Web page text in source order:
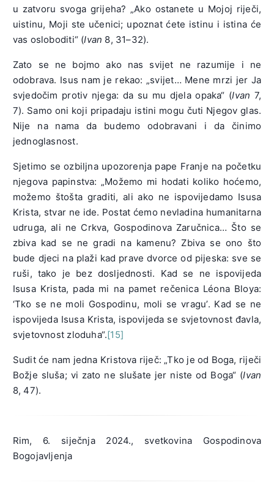
u zatvoru svoga grijeha? „Ako ostanete u Mojoj riječi,
uistinu, Moji ste učenici; upoznat ćete istinu i istina će
vas osloboditi“ (Ivan 8, 31–32).
Zato se ne bojmo ako nas svijet ne razumije i ne
odobrava. Isus nam je rekao: „svijet… Mene mrzi jer Ja
svjedočim protiv njega: da su mu djela opaka“ (Ivan 7,
7). Samo oni koji pripadaju istini mogu čuti Njegov glas.
Nije na nama da budemo odobravani i da činimo
jednoglasnost.
Sjetimo se ozbiljna upozorenja pape Franje na početku
njegova papinstva: „Možemo mi hodati koliko hoćemo,
možemo štošta graditi, ali ako ne ispovijedamo Isusa
Krista, stvar ne ide. Postat ćemo nevladina humanitarna
udruga, ali ne Crkva, Gospodinova Zaručnica… Što se
zbiva kad se ne gradi na kamenu? Zbiva se ono što
bude djeci na plaži kad prave dvorce od pijeska: sve se
ruši, tako je bez dosljednosti. Kad se ne ispovijeda
Isusa Krista, pada mi na pamet rečenica Léona Bloya:
‘Tko se ne moli Gospodinu, moli se vragu’. Kad se ne
ispovijeda Isusa Krista, ispovijeda se svjetovnost đavla,
svjetovnost zloduha“.[15]
Sudit će nam jedna Kristova riječ: „Tko je od Boga, riječi
Božje sluša; vi zato ne slušate jer niste od Boga“ (Ivan
8, 47).
Rim, 6. siječnja 2024., svetkovina Gospodinova
Bogojavljenja